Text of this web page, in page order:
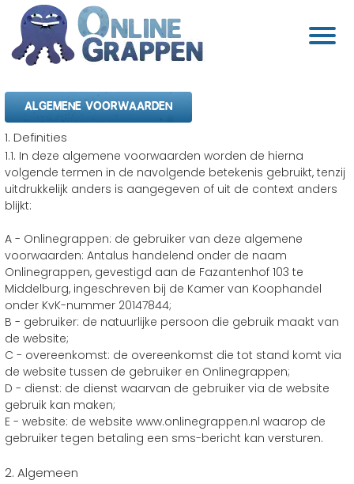
ALGEMENE VOORWAARDEN
1. Definities
1.1. In deze algemene voorwaarden worden de hierna
volgende termen in de navolgende betekenis gebruikt, tenzij
uitdrukkelijk anders is aangegeven of uit de context anders
blijkt:
A - Onlinegrappen: de gebruiker van deze algemene
voorwaarden: Antalus handelend onder de naam
Onlinegrappen, gevestigd aan de Fazantenhof 103 te
Middelburg, ingeschreven bij de Kamer van Koophandel
onder KvK-nummer 20147844;
B - gebruiker: de natuurlijke persoon die gebruik maakt van
de website;
C - overeenkomst: de overeenkomst die tot stand komt via
de website tussen de gebruiker en Onlinegrappen;
D - dienst: de dienst waarvan de gebruiker via de website
gebruik kan maken;
E - website: de website www.onlinegrappen.nl waarop de
gebruiker tegen betaling een sms-bericht kan versturen.
2. Algemeen